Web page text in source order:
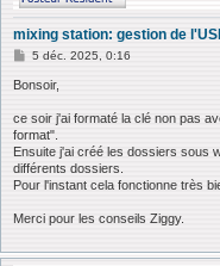
mixing station: gestion de
M
s
g
e
5 déc. 2025, 0:16
Bonsoir,
ce soir j'ai formaté la clé non pas
format".
Ensuite j'ai créé les dossiers sous
différents dossiers.
Pour l'instant cela fonctionne très
Merci pour les conseils Ziggy.